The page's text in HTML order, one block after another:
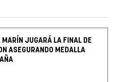
MARÍN JUGARÁ LA FINAL DE
ASEGURANDO MEDALLA